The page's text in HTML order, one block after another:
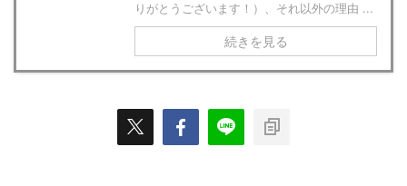
りがとうございます！）、それ以外の理由 ...
続きを見る